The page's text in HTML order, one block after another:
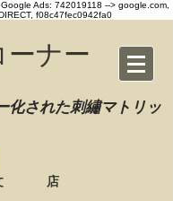
Ads: 742019118 --> google.com,
f08c47fec0942fa0
ナー
化された刺繡マトリッ
店